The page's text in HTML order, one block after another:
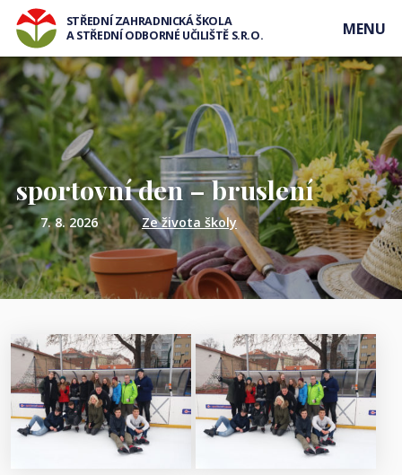
STŘEDNÍ ZAHRADNICKÁ ŠKOLA
A STŘEDNÍ ODBORNÉ UČILIŠTĚ S.R.O.
MENU
sportovní den – bruslení
7. 8. 2026 Ze života školy